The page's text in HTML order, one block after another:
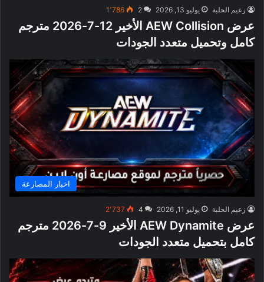
زعيم الحلبة يوليو 13, 2026 2 1٬786
عرض AEW Collision الأخير 12-7-2026 مترجم
كامل وتحميل متعدد الجودات
اخبار المصارعة
زعيم الحلبة يوليو 11, 2026 4 2٬737
عرض AEW Dynamite الأخير 9-7-2026 مترجم
كامل بتحميل متعدد الجودات